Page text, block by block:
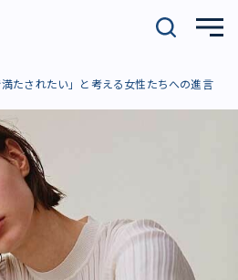
満たされたい」と考える女性たちへの進言